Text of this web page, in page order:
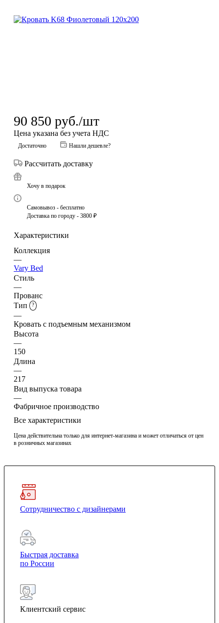
90 850 руб./шт
Цена указана без учета НДС
Достаточно Нашли дешевле?
Рассчитать доставку
Хочу в подарок
Самовывоз - бесплатно
Доставка по городу - 3800 ₽
Характеристики
Коллекция
—
Vary Bed
Стиль
—
Прованс
Тип
?
—
Кровать с подъемным механизмом
Высота
—
150
Длина
—
217
Вид выпуска товара
—
Фабричное производство
Все характеристики
Цена действительна только для интернет-магазина и может отличаться от цен
в розничных магазинах
Сотрудничество с дизайнерами
Быстрая доставка
по России
Клиентский сервис